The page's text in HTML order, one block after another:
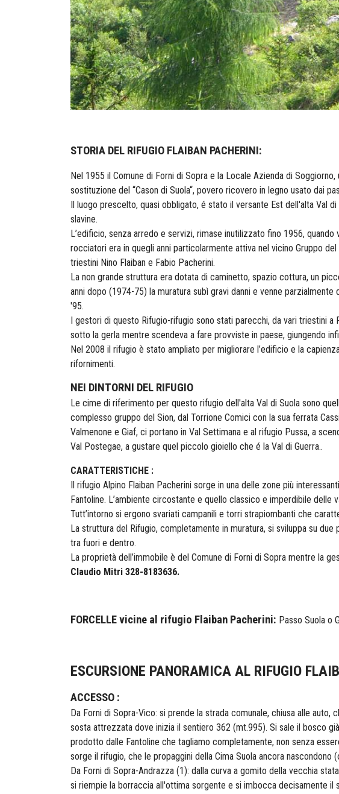
STORIA DEL RIFUGIO FLAIBAN PACHERINI:
Nel 1955 il Comune di Forni di Sopra e la Locale Azienda di
sostituzione del “Cason di Suola“, povero ricovero in legno usato dai
Il luogo prescelto, quasi obbligato, é stato il versante Est dell'alta Val
slavine.
L’edificio, senza arredo e servizi, rimase inutilizzato fino 1956,
rocciatori era in quegli anni particolarmente attiva nel vicino Gruppo
triestini Nino Flaiban e Fabio Pacherini.
La non grande struttura era dotata di caminetto, spazio cottura, un
anni dopo (1974-75) la muratura subì gravi danni e venne
'95.
I gestori di questo Rifugio-rifugio sono stati parecchi, da vari triestini a
sotto la gerla mentre scendeva a fare provviste in paese, giungendo
Nel 2008 il rifugio è stato ampliato per migliorare l’edificio e la
rifornimenti.
NEI DINTORNI DEL RIFUGIO
Le cime di riferimento per questo rifugio dell'alta Val di Suola sono
complesso gruppo del Sion, dal Torrione Comici con la sua ferrata
Valmenone e Giaf, ci portano in Val Settimana e al rifugio Pussa, a
Val Postegae, a gustare quel piccolo gioiello che é la Val di Guerra..
CARATTERISTICHE :
Il rifugio Alpino Flaiban Pacherini sorge in una delle zone più
Fantoline. L’ambiente circostante e quello classico e imperdibile
Tutt’intorno si ergono svariati campanili e torri strapiombanti che
La struttura del Rifugio, completamente in muratura, si sviluppa su
tra fuori e dentro.
La proprietà dell’immobile è del Comune di Forni di Sopra mentre la
Claudio Mitri 328-8183636.
FORCELLE vicine al rifugio Flaiban Pacherini: Passo Suola o
ESCURSIONE PANORAMICA AL RIFUGIO
ACCESSO :
Da Forni di Sopra-Vico: si prende la strada comunale, chiusa alle
sosta attrezzata dove inizia il sentiero 362 (mt.995). Si sale il bosco
prodotto dalle Fantoline che tagliamo completamente, non senza
sorge il rifugio, che le propaggini della Cima Suola ancora nascondono
Da Forni di Sopra-Andrazza (1): dalla curva a gomito della vecchia
si riempie la borraccia all'ottima sorgente e si imbocca decisamente il